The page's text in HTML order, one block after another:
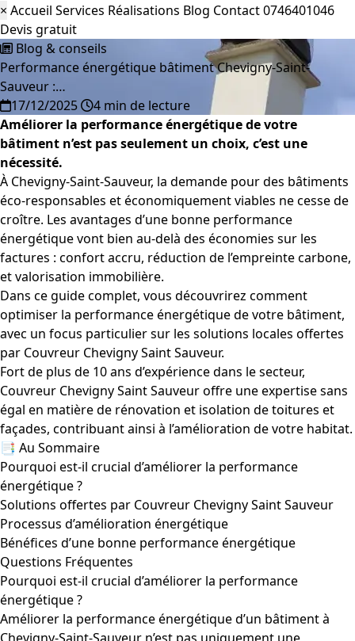
× Accueil Services Réalisations Blog Contact0746401046
Devis gratuit
Blog & conseils
Performance énergétique bâtiment Chevigny-Saint-
Sauveur :…
17/12/2025
4 min de lecture
Améliorer la performance énergétique de votre
bâtiment n’est pas seulement un choix, c’est une
nécessité.
À Chevigny-Saint-Sauveur, la demande pour des bâtiments
éco-responsables et économiquement viables ne cesse de
croître. Les avantages d’une bonne performance
énergétique vont bien au-delà des économies sur les
factures : confort accru, réduction de l’empreinte carbone,
et valorisation immobilière.
Dans ce guide complet, vous découvrirez comment
optimiser la performance énergétique de votre bâtiment,
avec un focus particulier sur les solutions locales offertes
par Couvreur Chevigny Saint Sauveur.
Fort de plus de 10 ans d’expérience dans le secteur,
Couvreur Chevigny Saint Sauveur offre une expertise sans
égal en matière de rénovation et isolation de toitures et
façades, contribuant ainsi à l’amélioration de votre habitat.
📑 Au Sommaire
Pourquoi est-il crucial d’améliorer la performance
énergétique ?
Solutions offertes par Couvreur Chevigny Saint Sauveur
Processus d’amélioration énergétique
Bénéfices d’une bonne performance énergétique
Questions Fréquentes
Pourquoi est-il crucial d’améliorer la performance
énergétique ?
Améliorer la performance énergétique d’un bâtiment à
Chevigny-Saint-Sauveur n’est pas uniquement une